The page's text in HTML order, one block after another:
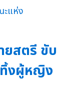
ยสตรี ขับ
ทิ้งผู้หญิง